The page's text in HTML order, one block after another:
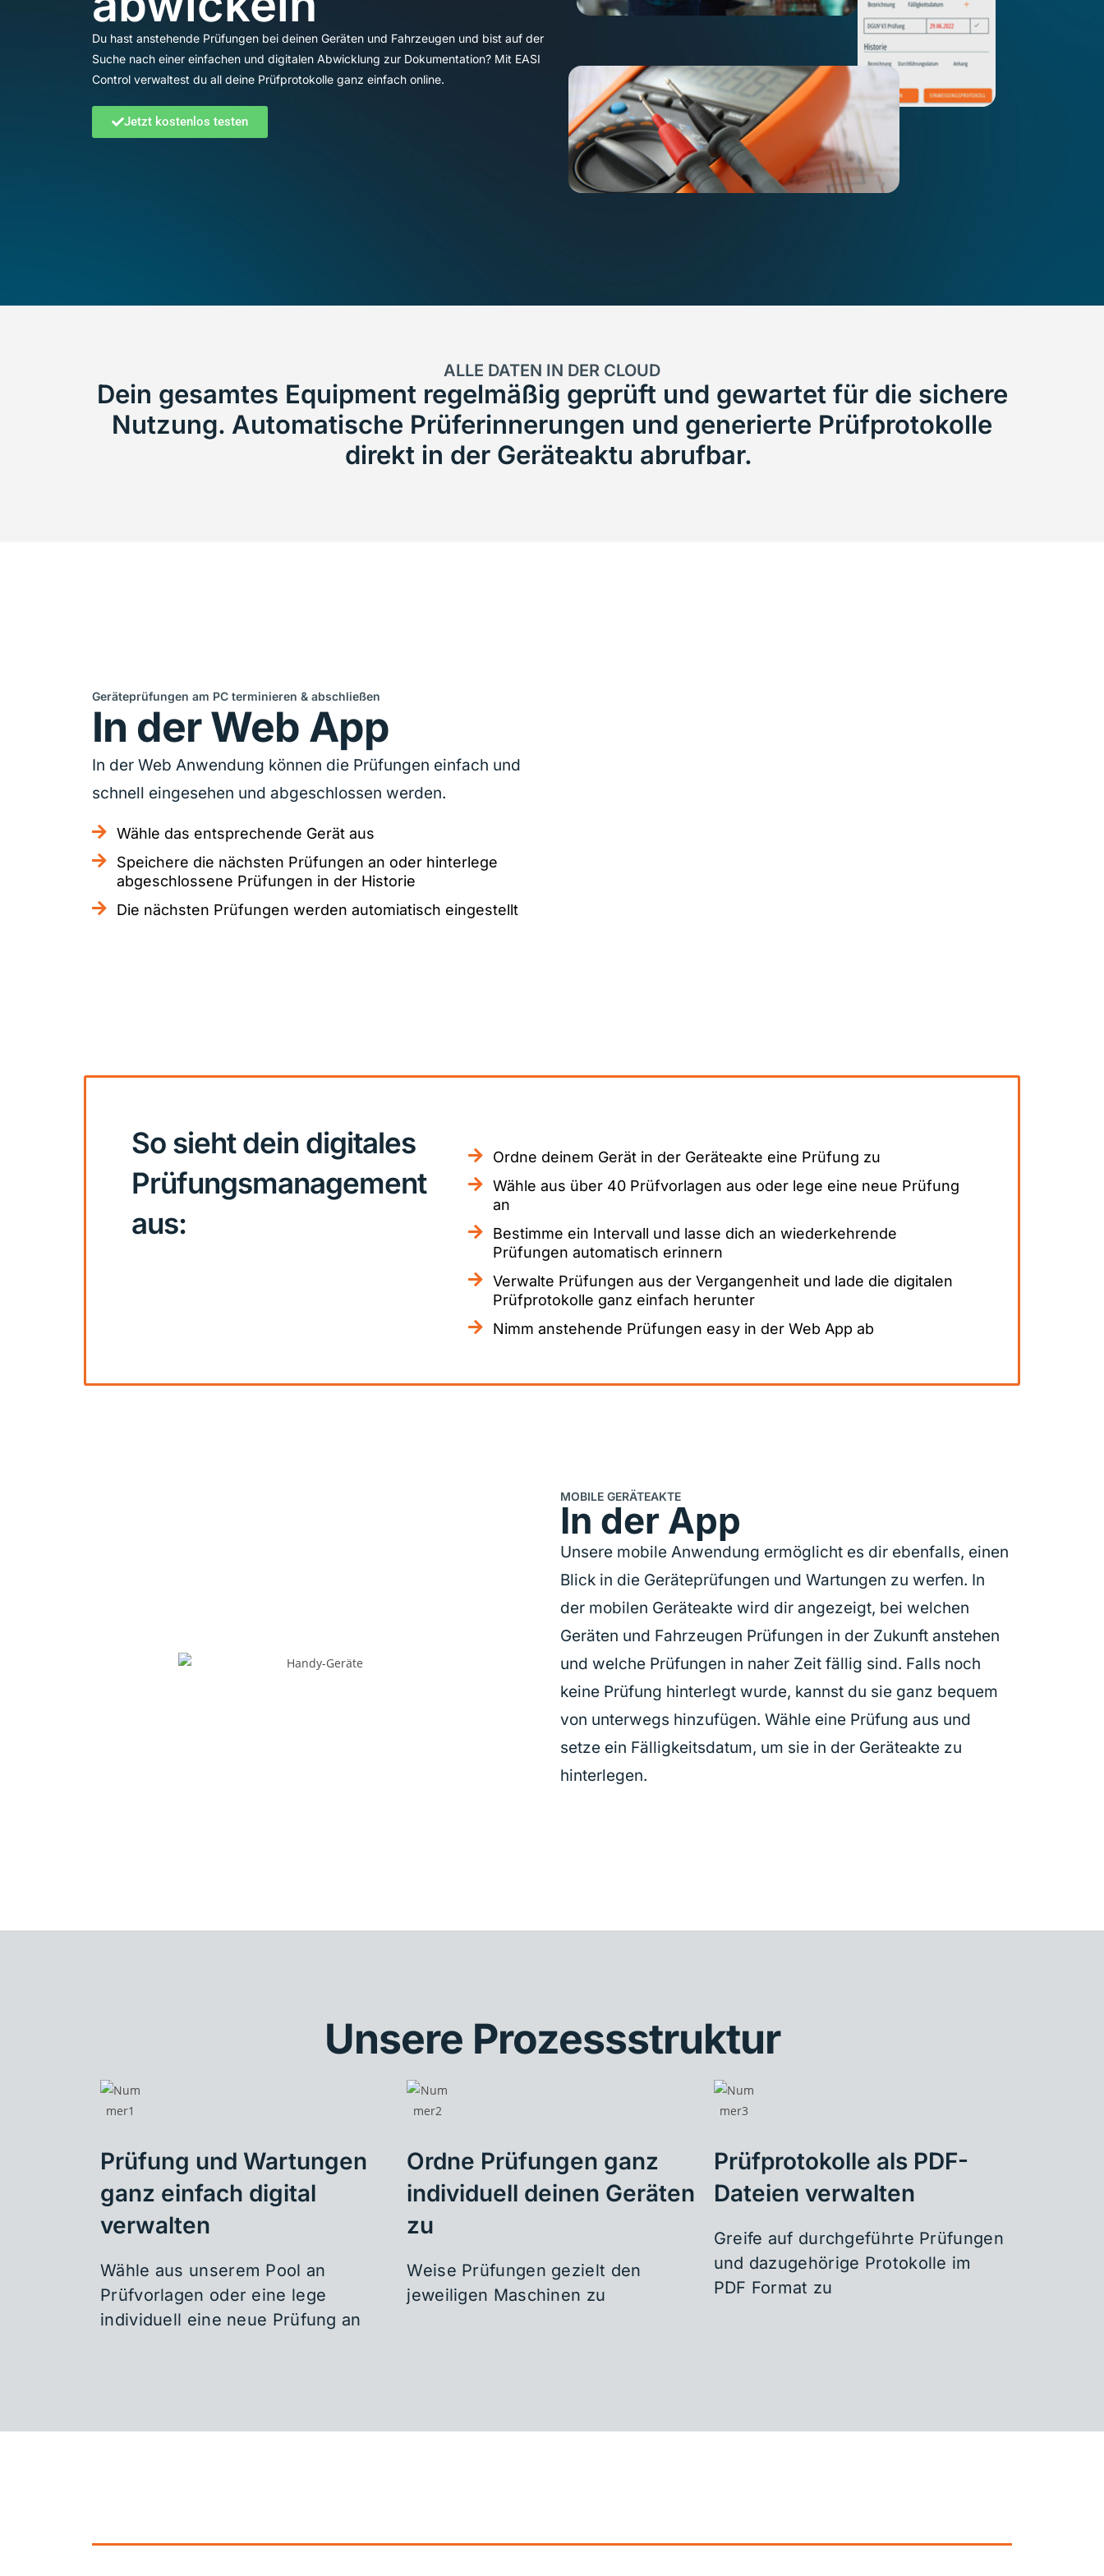
Du hast anstehende Prüfungen bei deinen Geräten und Fahrzeugen und bist auf der
Suche nach einer einfachen und digitalen Abwicklung zur Dokumentation? Mit EASI
Control verwaltest du all deine Prüfprotokolle ganz einfach online.
Jetzt kostenlos testen
ALLE DATEN IN DER CLOUD
Dein gesamtes Equipment regelmäßig geprüft und gewartet für die sichere
Nutzung. Automatische Prüferinnerungen und generierte Prüfprotokolle
direkt in der Geräteaktu abrufbar.
Geräteprüfungen am PC terminieren & abschließen
In der Web App
In der Web Anwendung können die Prüfungen einfach und
schnell eingesehen und abgeschlossen werden.
Wähle das entsprechende Gerät aus
Speichere die nächsten Prüfungen an oder hinterlege
abgeschlossene Prüfungen in der Historie
Die nächsten Prüfungen werden automiatisch eingestellt
So sieht dein digitales
Prüfungsmanagement
aus:
Ordne deinem Gerät in der Geräteakte eine Prüfung zu
Wähle aus über 40 Prüfvorlagen aus oder lege eine neue Prüfung
an
Bestimme ein Intervall und lasse dich an wiederkehrende
Prüfungen automatisch erinnern
Verwalte Prüfungen aus der Vergangenheit und lade die digitalen
Prüfprotokolle ganz einfach herunter
Nimm anstehende Prüfungen easy in der Web App ab
MOBILE GERÄTEAKTE
In der App
Unsere mobile Anwendung ermöglicht es dir ebenfalls, einen
Blick in die Geräteprüfungen und Wartungen zu werfen. In
der mobilen Geräteakte wird dir angezeigt, bei welchen
Geräten und Fahrzeugen Prüfungen in der Zukunft anstehen
und welche Prüfungen in naher Zeit fällig sind. Falls noch
keine Prüfung hinterlegt wurde, kannst du sie ganz bequem
von unterwegs hinzufügen. Wähle eine Prüfung aus und
setze ein Fälligkeitsdatum, um sie in der Geräteakte zu
hinterlegen.
Unsere Prozessstruktur
Prüfung und Wartungen
ganz einfach digital
verwalten
Wähle aus unserem Pool an
Prüfvorlagen oder eine lege
individuell eine neue Prüfung an
Ordne Prüfungen ganz
individuell deinen Geräten
zu
Weise Prüfungen gezielt den
jeweiligen Maschinen zu
Prüfprotokolle als PDF-
Dateien verwalten
Greife auf durchgeführte Prüfungen
und dazugehörige Protokolle im
PDF Format zu